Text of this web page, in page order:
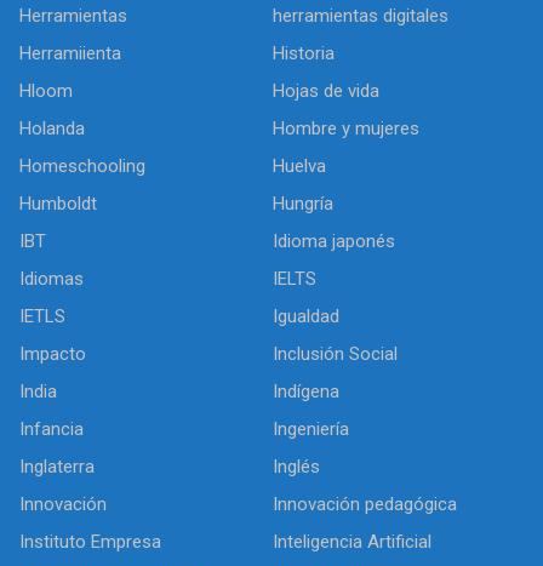
Herramientas
herramientas digitales
Herramiienta
Historia
Hloom
Hojas de vida
Holanda
Hombre y mujeres
Homeschooling
Huelva
Humboldt
Hungría
IBT
Idioma japonés
Idiomas
IELTS
IETLS
Igualdad
Impacto
Inclusión Social
India
Indígena
Infancia
Ingeniería
Inglaterra
Inglés
Innovación
Innovación pedagógica
Instituto Empresa
Inteligencia Artificial